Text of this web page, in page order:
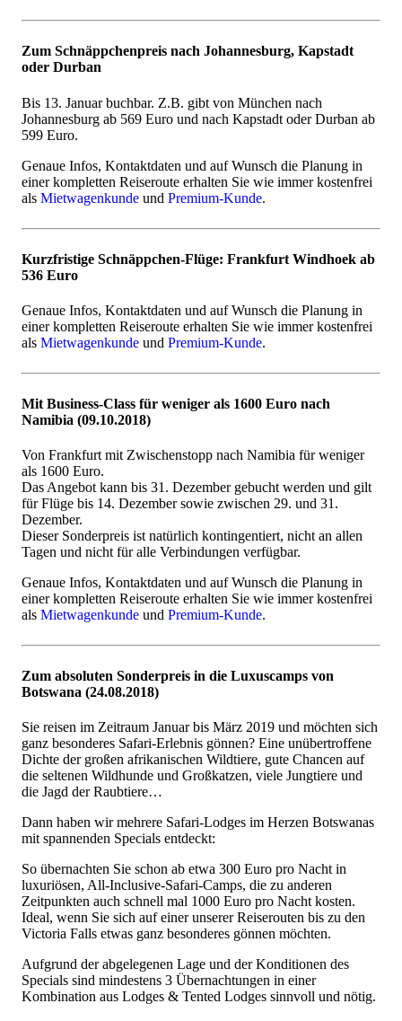
Zum Schnäppchenpreis nach Johannesburg, Kapstadt
oder Durban
Bis 13. Januar buchbar. Z.B. gibt von München nach
Johannesburg ab 569 Euro und nach Kapstadt oder Durban ab
599 Euro.
Genaue Infos, Kontaktdaten und auf Wunsch die Planung in
einer kompletten Reiseroute erhalten Sie wie immer kostenfrei
als Mietwagenkunde und Premium-Kunde.
Kurzfristige Schnäppchen-Flüge: Frankfurt Windhoek ab
536 Euro
Genaue Infos, Kontaktdaten und auf Wunsch die Planung in
einer kompletten Reiseroute erhalten Sie wie immer kostenfrei
als Mietwagenkunde und Premium-Kunde.
Mit Business-Class für weniger als 1600 Euro nach
Namibia (09.10.2018)
Von Frankfurt mit Zwischenstopp nach Namibia für weniger
als 1600 Euro.
Das Angebot kann bis 31. Dezember gebucht werden und gilt
für Flüge bis 14. Dezember sowie zwischen 29. und 31.
Dezember.
Dieser Sonderpreis ist natürlich kontingentiert, nicht an allen
Tagen und nicht für alle Verbindungen verfügbar.
Genaue Infos, Kontaktdaten und auf Wunsch die Planung in
einer kompletten Reiseroute erhalten Sie wie immer kostenfrei
als Mietwagenkunde und Premium-Kunde.
Zum absoluten Sonderpreis in die Luxuscamps von
Botswana (24.08.2018)
Sie reisen im Zeitraum Januar bis März 2019 und möchten sich
ganz besonderes Safari-Erlebnis gönnen? Eine unübertroffene
Dichte der großen afrikanischen Wildtiere, gute Chancen auf
die seltenen Wildhunde und Großkatzen, viele Jungtiere und
die Jagd der Raubtiere…
Dann haben wir mehrere Safari-Lodges im Herzen Botswanas
mit spannenden Specials entdeckt:
So übernachten Sie schon ab etwa 300 Euro pro Nacht in
luxuriösen, All-Inclusive-Safari-Camps, die zu anderen
Zeitpunkten auch schnell mal 1000 Euro pro Nacht kosten.
Ideal, wenn Sie sich auf einer unserer Reiserouten bis zu den
Victoria Falls etwas ganz besonderes gönnen möchten.
Aufgrund der abgelegenen Lage und der Konditionen des
Specials sind mindestens 3 Übernachtungen in einer
Kombination aus Lodges & Tented Lodges sinnvoll und nötig.